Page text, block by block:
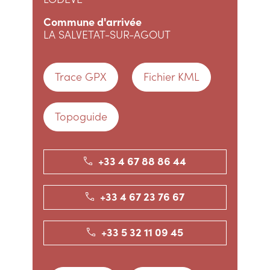
Commune d'arrivée
LA SALVETAT-SUR-AGOUT
Trace GPX Fichier KML
Topoguide
+33 4 67 88 86 44
+33 4 67 23 76 67
+33 5 32 11 09 45